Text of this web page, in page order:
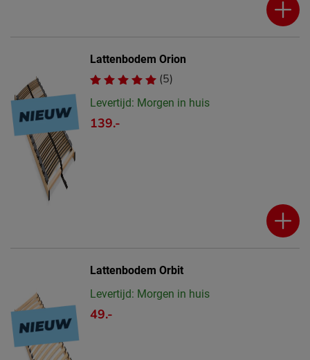
Lattenbodem Orion
(5)
Levertijd: Morgen in huis
139.-
Lattenbodem Orbit
Levertijd: Morgen in huis
49.-